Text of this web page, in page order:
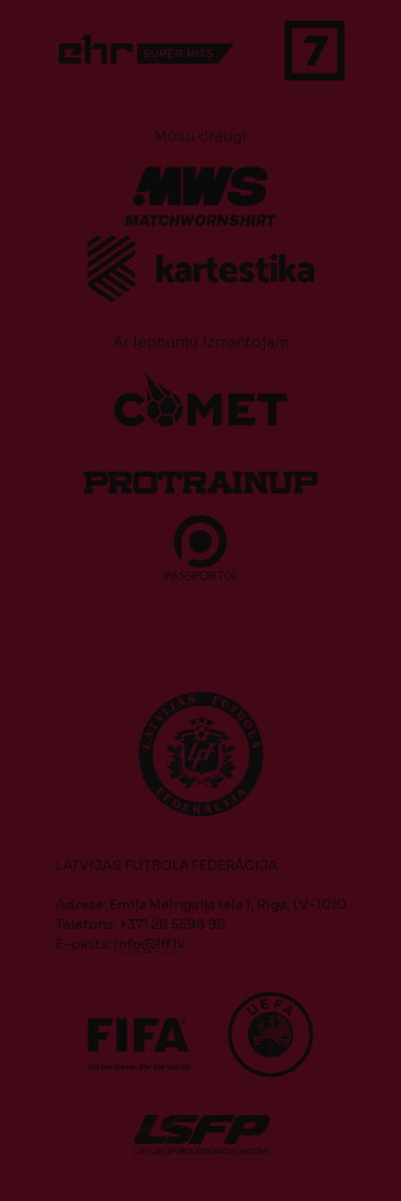
Mūsu draugi
Ar lepnumu izmantojam
LATVIJAS FUTBOLA FEDERĀCIJA
Adrese: Emiļa Melngaiļa iela 1, Rīga, LV-1010
Telefons: +371 28 5598 98
E-pasts: info@lff.lv